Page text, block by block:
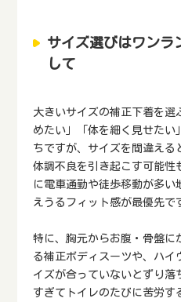
サイズ選びはワンラ
して
大きいサイズの補正下着を選
めたい」「体を細く見せたい
ちですが、サイズを間違える
体調不良を引き起こす可能性
に電車通勤や徒歩移動が多い
えうるフィット感が最優先で
特に、胸元からお腹・骨盤に
る補正ボディスーツや、ハイ
イズが合っていないとずり落
すぎてトイレのたびに苦労す